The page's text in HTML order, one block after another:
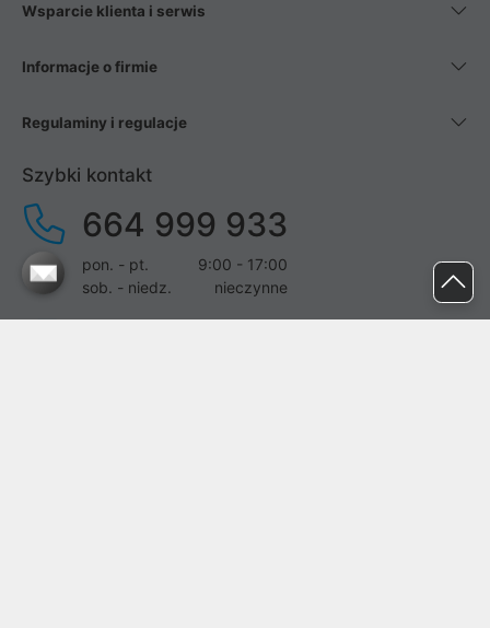
Wsparcie klienta i serwis
Informacje o firmie
Regulaminy i regulacje
Szybki kontakt
664 999 933
pon. - pt.
9:00 - 17:00
sob. - niedz.
nieczynne